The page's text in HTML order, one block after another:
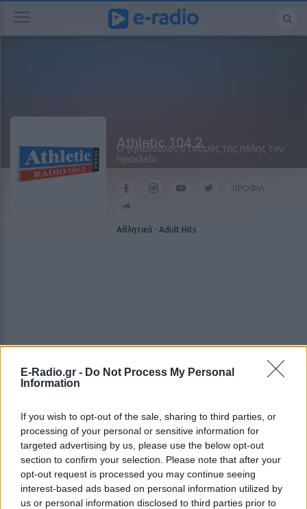
E-Radio.gr - Do Not Process My Personal
Information
If you wish to opt-out of the sale, sharing to third parties, or
processing of your personal or sensitive information for
targeted advertising by us, please use the below opt-out
section to confirm your selection. Please note that after your
opt-out request is processed you may continue seeing
interest-based ads based on personal information utilized by
us or personal information disclosed to third parties prior to
Athletic 104.2
O γηπεδούχος σταθμός της πόλης του
Ηρακλείο
ΠΡΟΦΙΛ
Αθλητικά - Adult Hits
ΣΗΜΕΡΑ ΡΟΗ ΠΟΛΙΤΙΣΜΟΣ
ΕΙΔΗΣΕΙΣ
Σοκ στην Κρήτη: Τουρίστας επιχείρησε να
χρηματίσει υπάλληλο για του επιτρέψει να
ασελγήσει σε ανήλικη